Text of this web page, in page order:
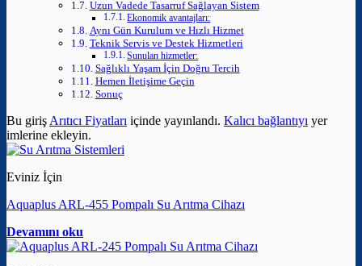
Uzun Vadede Tasarruf Sağlayan Sistem
Ekonomik avantajları:
Aynı Gün Kurulum ve Hızlı Hizmet
Teknik Servis ve Destek Hizmetleri
Sunulan hizmetler:
Sağlıklı Yaşam İçin Doğru Tercih
Hemen İletişime Geçin
Sonuç
Bu girişArıtıcı Fiyatları içinde yayınlandı. Kalıcı bağlantıyı yer
imlerine ekleyin.
Eviniz İçin
Aquaplus ARL-455 Pompalı Su Arıtma Cihazı
Devamını oku